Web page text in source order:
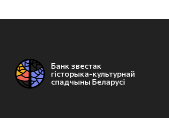
Банк звестак
гісторыка-культурнай
спадчыны Беларусі